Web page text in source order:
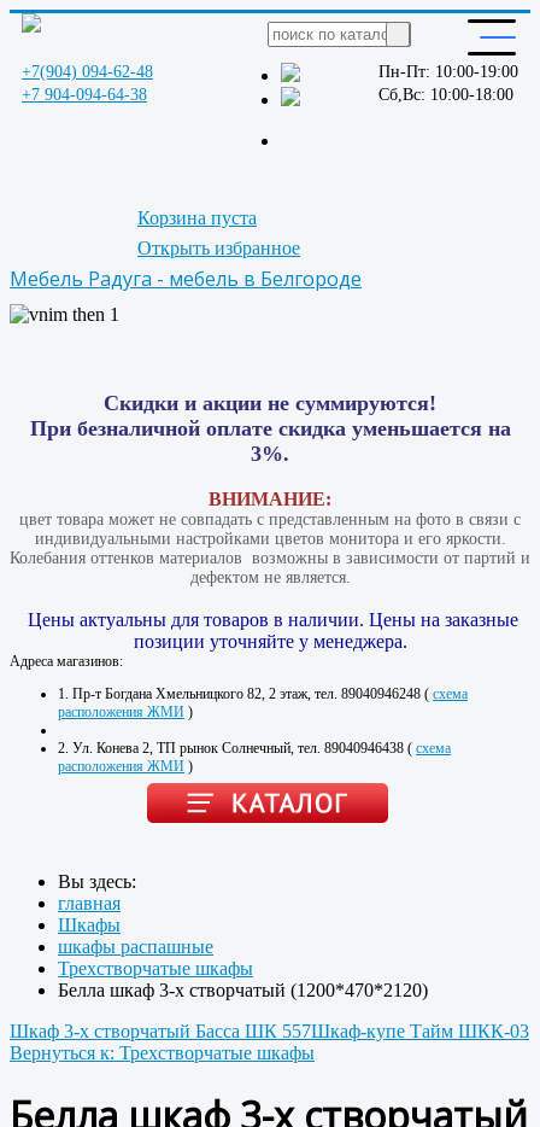
+7(904) 094-62-48
+7 904-094-64-38
Пн-Пт: 10:00-19:00
Сб,Вс: 10:00-18:00
Корзина пуста
Открыть избранное
Мебель Радуга - мебель в Белгороде
Скидки и акции не суммируются!
При безналичной оплате скидка уменьшается на
3%.
ВНИМАНИЕ:
цвет товара может не совпадать с представленным на фото в связи с
индивидуальными настройками цветов монитора и его яркости.
Колебания оттенков материалов​ ​ возможны в зависимости от партий и
дефектом не является.
Цены актуальны для товаров в наличии. Цены на заказные
позиции уточняйте у менеджера.
Адреса магазинов:
1. Пр-т Богдана Хмельницкого 82, 2 этаж, тел. 89040946248 ( схема
расположения ЖМИ )
2. Ул. Конева 2, ТП рынок Солнечный, тел. 89040946438 ( схема
расположения ЖМИ )
Вы здесь:
главная
Шкафы
шкафы распашные
Трехстворчатые шкафы
Белла шкаф 3-х створчатый (1200*470*2120)
Шкаф 3-х створчатый Басса ШК 557Шкаф-купе Тайм ШКК-03
Вернуться к: Трехстворчатые шкафы
Белла шкаф 3-х створчатый